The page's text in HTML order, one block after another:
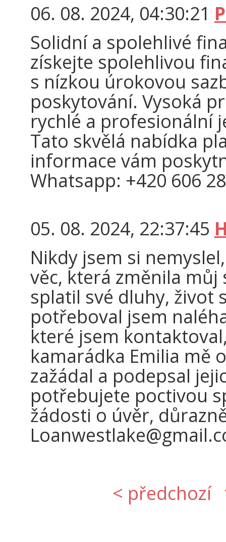
06. 08. 2024, 04:30:21
Solidní a spolehlivé
získejte spolehlivou
s nízkou úrokovou
poskytování. Vysoká
rychlé a profesionální
Tato skvělá nabídka
informace vám
Whatsapp: +420 606
05. 08. 2024, 22:37:45
Nikdy jsem si
věc, která změnila
splatil své dluhy, život
potřeboval jsem
které jsem
kamarádka Emilia mě
zažádal a podepsal
potřebujete poctivou
žádosti o úvěr,
< předchozí